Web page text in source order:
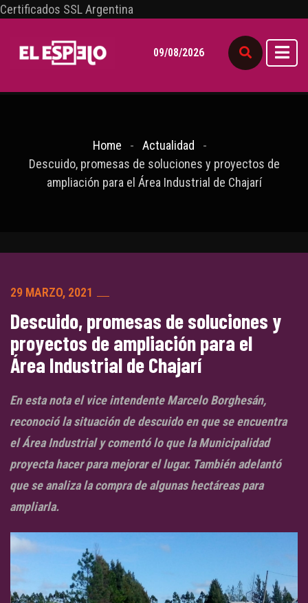
Certificados SSL Argentina
09/08/2026
Home
Actualidad
Descuido, promesas de soluciones y proyectos de
ampliación para el Área Industrial de Chajarí
29 MARZO, 2021
Descuido, promesas de soluciones y
proyectos de ampliación para el
Área Industrial de Chajarí
En esta nota el vice intendente Marcelo Borghesán,
reconoció la situación de descuido en que se encuentra
el Área Industrial y comentó lo que la Municipalidad
proyecta hacer para mejorar el lugar. También adelantó
que se analiza la compra de algunas hectáreas para
ampliarla.